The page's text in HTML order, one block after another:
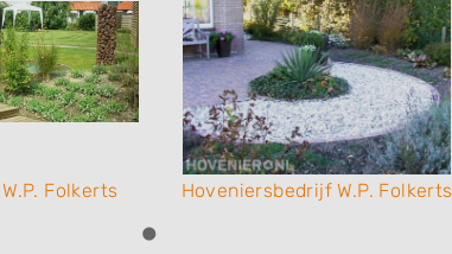
Folkerts Hoveniersbedrijf W.P. Folkerts